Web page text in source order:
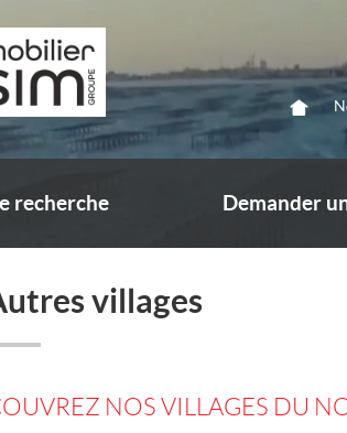
recherche Demander
villages
NOS VILLAGES DU